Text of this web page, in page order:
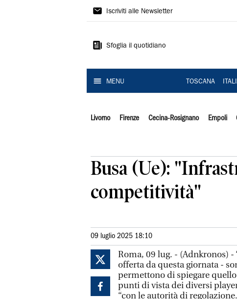
Il
Iscriviti alle Newsletter
Sfoglia il quotidiano
MENU TOSCANA
Livorno Firenze Cecina-Rosignano Empoli
Busa (Ue):
competitività"
09 luglio 2025 18:10
Roma, 09 lug. - (Adnkronos)
offerta da questa giornata -
permettono di spiegare
punti di vista dei diversi
“con le autorità di